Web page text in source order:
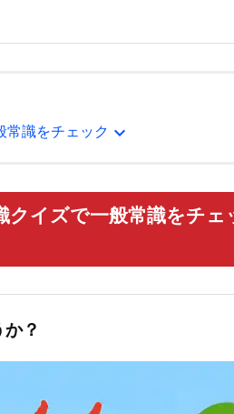
常識をチェック expand_more
クイズで一般常識をチェ
？